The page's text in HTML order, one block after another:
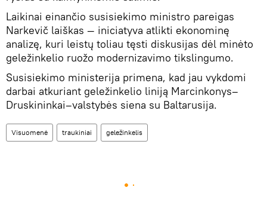
Laikinai einančio susisiekimo ministro pareigas
Narkevič laiškas — iniciatyva atlikti ekonominę
analizę, kuri leistų toliau tęsti diskusijas dėl minėto
geležinkelio ruožo modernizavimo tikslingumo.
Susisiekimo ministerija primena, kad jau vykdomi
darbai atkuriant geležinkelio liniją Marcinkonys–
Druskininkai–valstybės siena su Baltarusija.
Visuomenė traukiniai geležinkelis